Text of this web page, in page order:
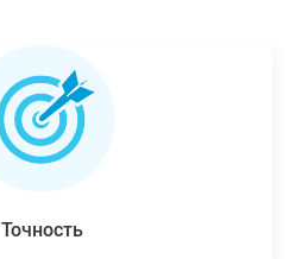
Точность